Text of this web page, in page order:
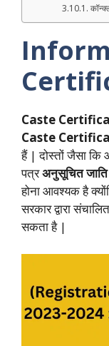
Caste
Caste
हैं | दोस्तों जैसा कि
पत्रअनुसूचित जाति
होना आवश्यक है
सरकार द्वारा
सकता है |